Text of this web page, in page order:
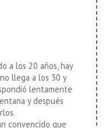
a los 20 años, hay
llega a los 30 y
lentamente
y después
convencido que